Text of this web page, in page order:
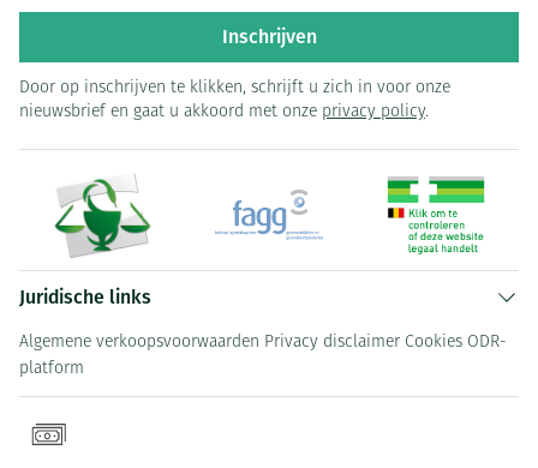
Inschrijven
Door op inschrijven te klikken, schrijft u zich in voor onze
nieuwsbrief en gaat u akkoord met onze privacy policy.
Juridische links
Algemene verkoopsvoorwaarden Privacy disclaimer Cookies ODR-
platform